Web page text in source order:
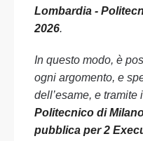
Lombardia -
2026.
In questo modo, è
ogni argomento, e
dell’esame, e tramite
Politecnico di
pubblica per 2